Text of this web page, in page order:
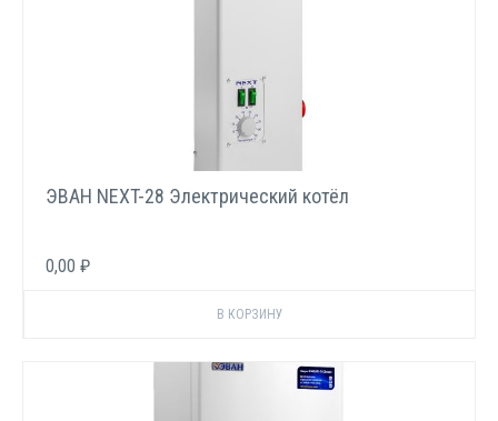
ЭВАН NEXT-28 Электрический котёл
0,00 ₽